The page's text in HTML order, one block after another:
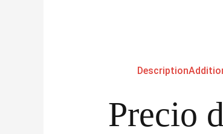
Description
Precio